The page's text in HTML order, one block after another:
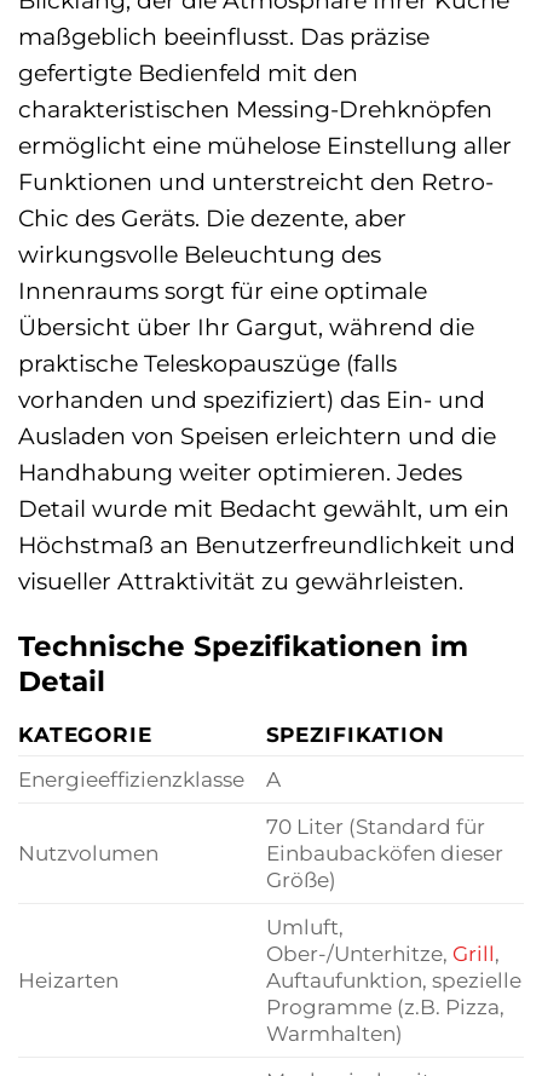
maßgeblich beeinflusst. Das präzise
gefertigte Bedienfeld mit den
charakteristischen Messing-Drehknöpfen
ermöglicht eine mühelose Einstellung aller
Funktionen und unterstreicht den Retro-
Chic des Geräts. Die dezente, aber
wirkungsvolle Beleuchtung des
Innenraums sorgt für eine optimale
Übersicht über Ihr Gargut, während die
praktische Teleskopauszüge (falls
vorhanden und spezifiziert) das Ein- und
Ausladen von Speisen erleichtern und die
Handhabung weiter optimieren. Jedes
Detail wurde mit Bedacht gewählt, um ein
Höchstmaß an Benutzerfreundlichkeit und
visueller Attraktivität zu gewährleisten.
Technische Spezifikationen im
Detail
KATEGORIE
SPEZIFIKATION
Energieeffizienzklasse
A
Nutzvolumen
70 Liter (Standard für
Einbaubacköfen dieser
Größe)
Heizarten
Umluft,
Ober-/Unterhitze, Grill,
Auftaufunktion, spezielle
Programme (z.B. Pizza,
Warmhalten)